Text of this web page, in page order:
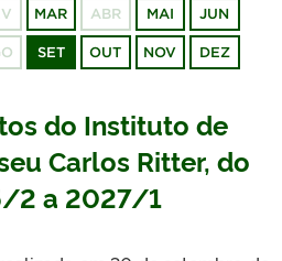
MAR ABR MAI JUN
SET OUT NOV DEZ
do Instituto de
Carlos Ritter, do
2 a 2027/1